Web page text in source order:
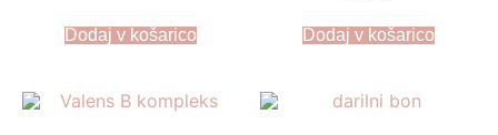
Dodaj v košarico Dodaj v košarico